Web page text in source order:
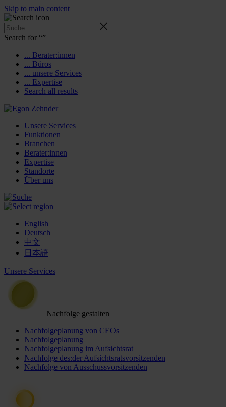
Skip to main content
Search for “”
... Berater:innen
... Büros
... unsere Services
... Expertise
Search all results
Unsere Services
Funktionen
Branchen
Berater:innen
Expertise
Standorte
Über uns
English
Deutsch
中文
日本語
Unsere Services
Nachfolge gestalten
Nachfolgeplanung von CEOs
Nachfolgeplanung
Nachfolgeplanung im Aufsichtsrat
Nachfolge des:der Aufsichtsratsvorsitzenden
Nachfolge von Ausschussvorsitzenden